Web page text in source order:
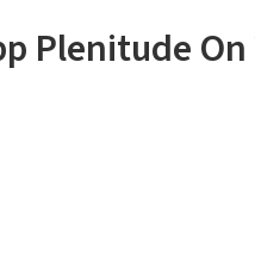
Plenitude On